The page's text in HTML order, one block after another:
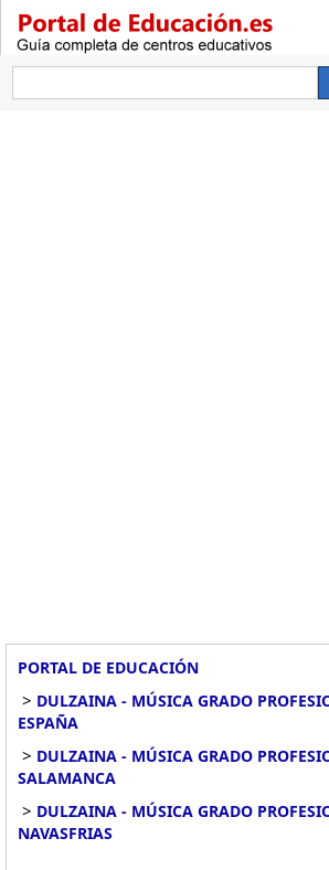
PORTAL DE EDUCACIÓN
> DULZAINA - MÚSICA GRADO
ESPAÑA
> DULZAINA - MÚSICA GRADO
SALAMANCA
> DULZAINA - MÚSICA GRADO
NAVASFRIAS